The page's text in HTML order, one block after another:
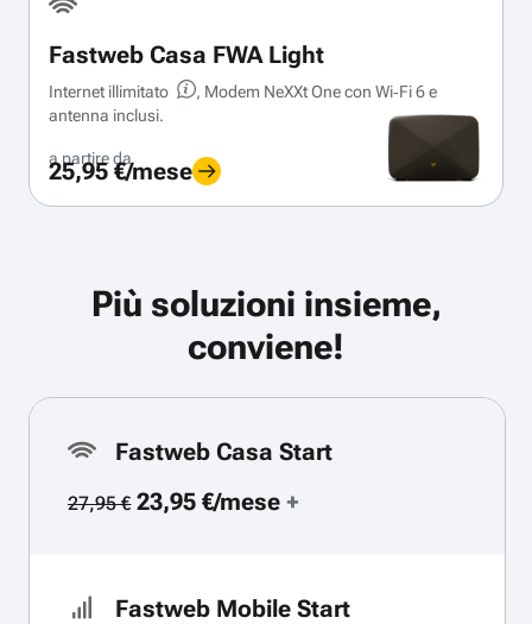
Fastweb Casa FWA Light
Internet illimitato
, Modem NeXXt One con Wi‑Fi 6 e
antenna inclusi.
a partire da
25,95 €/mese
Più soluzioni insieme,
conviene!
Fastweb Casa Start
27,95 €23,95 €/mese+
Fastweb Mobile Start